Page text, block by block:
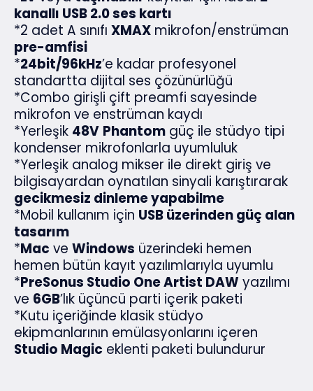
kanallı USB 2.0 ses kartı
*2 adet A sınıfı XMAX mikrofon/enstrüman
pre-amfisi
*24bit/96kHz’e kadar profesyonel
standartta dijital ses çözünürlüğü
*Combo girişli çift preamfi sayesinde
mikrofon ve enstrüman kaydı
*Yerleşik 48V Phantom güç ile stüdyo tipi
kondenser mikrofonlarla uyumluluk
*Yerleşik analog mikser ile direkt giriş ve
bilgisayardan oynatılan sinyali karıştırarak
gecikmesiz dinleme yapabilme
*Mobil kullanım için USB üzerinden güç alan
tasarım
*Mac ve Windows üzerindeki hemen
hemen bütün kayıt yazılımlarıyla uyumlu
*PreSonus Studio One Artist DAW yazılımı
ve 6GB’lık üçüncü parti içerik paketi
*Kutu içeriğinde klasik stüdyo
ekipmanlarının emülasyonlarını içeren
Studio Magic eklenti paketi bulundurur